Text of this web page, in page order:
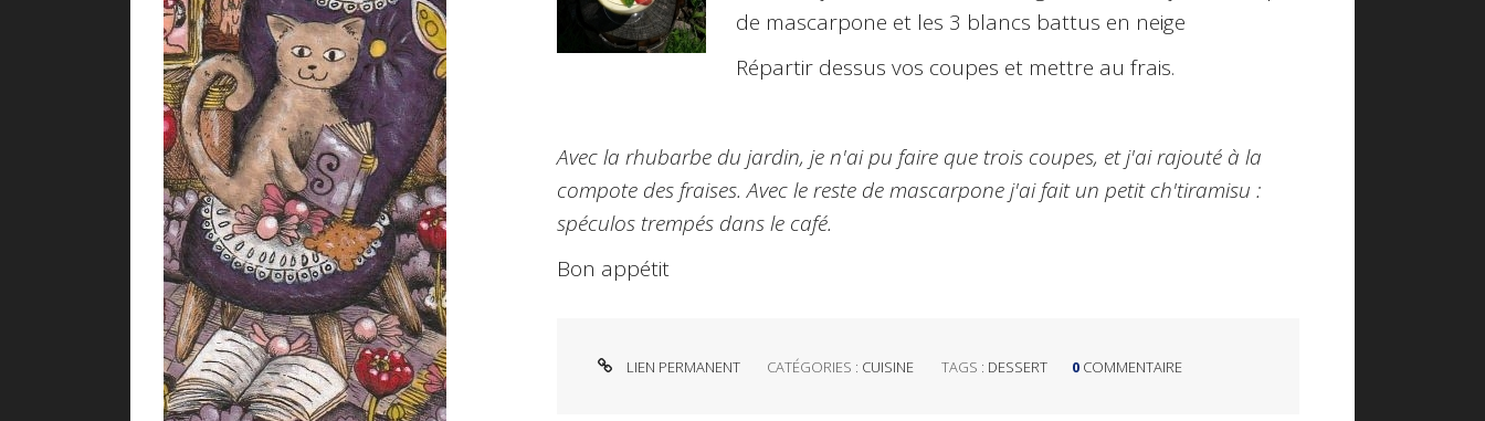
de mascarpone et les 3 blancs battus en neige
Répartir dessus vos coupes et mettre au frais.
Avec la rhubarbe du jardin, je n'ai pu faire que trois coupes, et j'ai rajouté à la
compote des fraises.Avec le reste de mascarpone j'ai fait un petit ch'tiramisu :
spéculos trempés dans le café.
Bon appétit
LIEN PERMANENT CATÉGORIES : CUISINE TAGS : DESSERT 0 COMMENTAIRE